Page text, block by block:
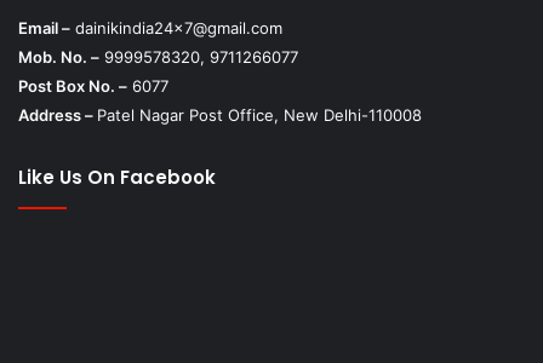
Email – dainikindia24x7@gmail.com
Mob. No. – 9999578320, 9711266077
Post Box No. – 6077
Address – Patel Nagar Post Office, New Delhi-110008
Like Us On Facebook